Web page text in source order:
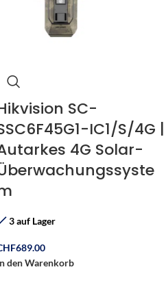
SC-
IC1/S/4G |
4G Solar-
3 auf Lager
689.00
den Warenkorb